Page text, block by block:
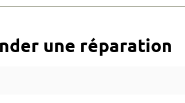
une réparation